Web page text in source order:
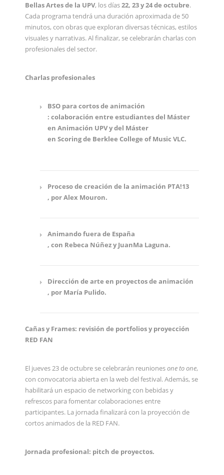
Bellas Artes de la UPV, los días22, 23 y 24 de octubre.
Cada programa tendrá una duración aproximada de 50
minutos, con obras que exploran diversas técnicas, estilos
visuales y narrativas. Al finalizar, se celebrarán charlas con
profesionales del sector.
Charlas profesionales
BSO para cortos de animación
: colaboración entre estudiantes del Máster
en Animación UPV y del Máster
en Scoring de Berklee College of Music VLC.
Proceso de creación de la animación PTA!13
, por Alex Mouron.
Animando fuera de España
, con Rebeca Núñez y JuanMa Laguna.
Dirección de arte en proyectos de animación
, por María Pulido.
Cañas y Frames: revisión de portfolios y proyección
RED FAN
El jueves 23 de octubre se celebrarán reunionesone to one,
con convocatoria abierta en la web del festival. Además, se
habilitará un espacio de networking con bebidas y
refrescos para fomentar colaboraciones entre
participantes. La jornada finalizará con la proyección de
cortos animados de la RED FAN.
Jornada profesional: pitch de proyectos.